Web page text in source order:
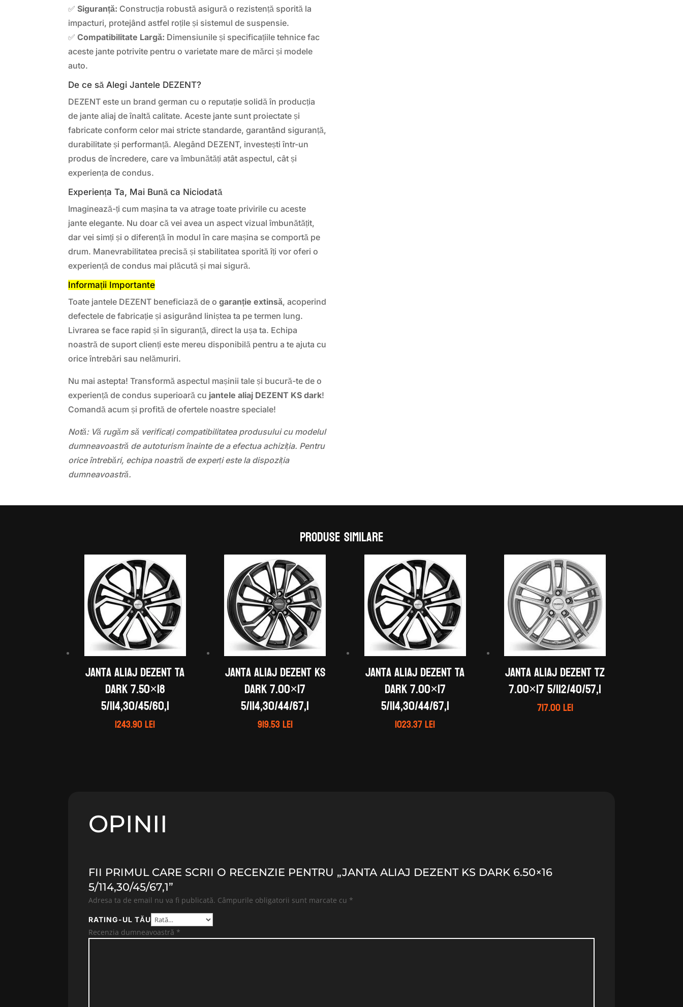
✅Siguranță: Construcția robustă asigură o rezistență sporită la
impacturi, protejând astfel roțile și sistemul de suspensie.
✅Compatibilitate Largă: Dimensiunile și specificațiile tehnice fac
aceste jante potrivite pentru o varietate mare de mărci și modele
auto.
De ce să Alegi Jantele DEZENT?
DEZENT este un brand german cu o reputație solidă în producția
de jante aliaj de înaltă calitate. Aceste jante sunt proiectate și
fabricate conform celor mai stricte standarde, garantând siguranță,
durabilitate și performanță. Alegând DEZENT, investești într-un
produs de încredere, care va îmbunătăți atât aspectul, cât și
experiența de condus.
Experiența Ta, Mai Bună ca Niciodată
Imaginează-ți cum mașina ta va atrage toate privirile cu aceste
jante elegante. Nu doar că vei avea un aspect vizual îmbunătățit,
dar vei simți și o diferență în modul în care mașina se comportă pe
drum. Manevrabilitatea precisă și stabilitatea sporită îți vor oferi o
experiență de condus mai plăcută și mai sigură.
Informații Importante
Toate jantele DEZENT beneficiază de ogaranție extinsă, acoperind
defectele de fabricație și asigurând liniștea ta pe termen lung.
Livrarea se face rapid și în siguranță, direct la ușa ta. Echipa
noastră de suport clienți este mereu disponibilă pentru a te ajuta cu
orice întrebări sau nelămuriri.
Nu mai astepta! Transformă aspectul mașinii tale și bucură-te de o
experiență de condus superioară cu jantele aliaj DEZENT KS dark!
Comandă acum și profită de ofertele noastre speciale!
Notă: Vă rugăm să verificați compatibilitatea produsului cu modelul
dumneavoastră de autoturism înainte de a efectua achiziția. Pentru
orice întrebări, echipa noastră de experți este la dispoziția
dumneavoastră.
Produse similare
Janta aliaj DEZENT TA
dark 7.50×18
5/114,30/45/60,1
1243.90lei
Janta aliaj DEZENT KS
dark 7.00×17
5/114,30/44/67,1
919.53lei
Janta aliaj DEZENT TA
dark 7.00×17
5/114,30/44/67,1
1023.37lei
Janta aliaj DEZENT TZ
7.00×17 5/112/40/57,1
717.00lei
OPINII
FII PRIMUL CARE SCRII O RECENZIE PENTRU „JANTA ALIAJ DEZENT KS DARK 6.50×16
5/114,30/45/67,1”
Adresa ta de email nu va fi publicată. Câmpurile obligatorii sunt marcate cu *
RATING-UL TĂU
Recenzia dumneavoastră *